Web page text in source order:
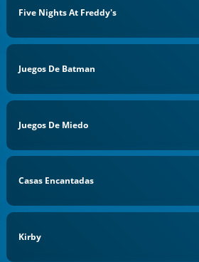
Five Nights At Freddy's
Juegos De Batman
Juegos De Miedo
Casas Encantadas
Kirby